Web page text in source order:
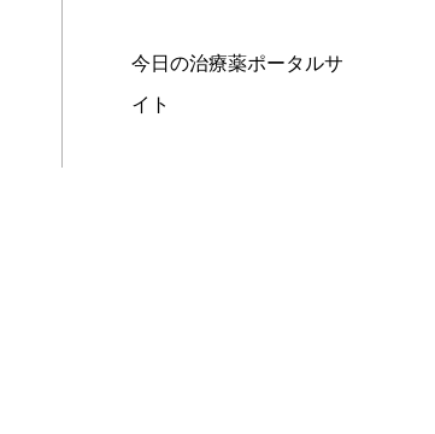
今日の治療薬ポータルサ
イト